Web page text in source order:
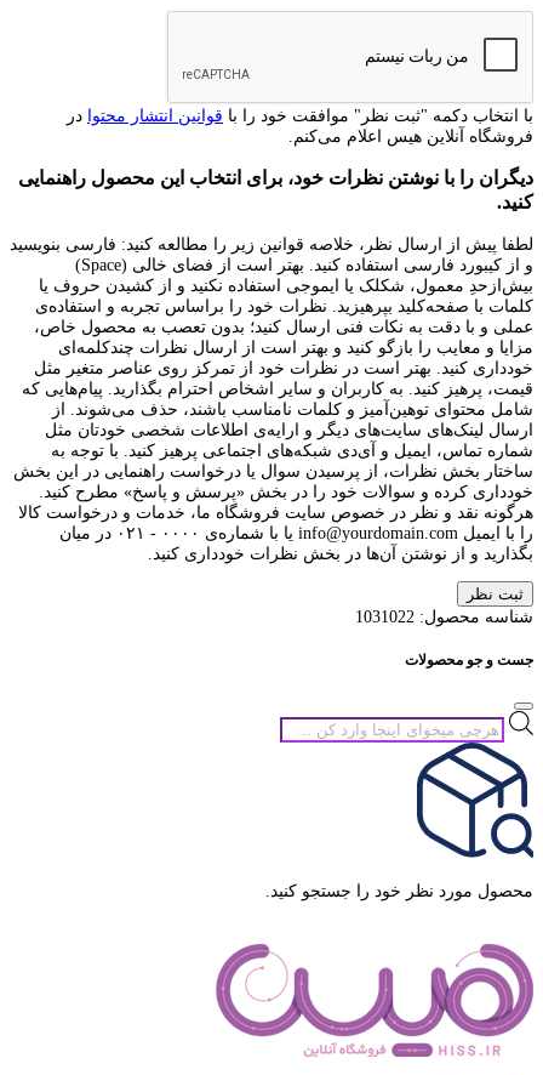
با انتخاب دکمه "ثبت نظر" موافقت خود را با قوانین انتشار محتوا در
فروشگاه آنلاین هیس اعلام می‌کنم.
دیگران را با نوشتن نظرات خود، برای انتخاب این محصول راهنمایی
کنید.
لطفا پیش از ارسال نظر، خلاصه قوانین زیر را مطالعه کنید: فارسی بنویسید
و از کیبورد فارسی استفاده کنید. بهتر است از فضای خالی (Space)
بیش‌از‌حدِ معمول، شکلک یا ایموجی استفاده نکنید و از کشیدن حروف یا
کلمات با صفحه‌کلید بپرهیزید. نظرات خود را براساس تجربه و استفاده‌ی
عملی و با دقت به نکات فنی ارسال کنید؛ بدون تعصب به محصول خاص،
مزایا و معایب را بازگو کنید و بهتر است از ارسال نظرات چندکلمه‌‌ای
خودداری کنید. بهتر است در نظرات خود از تمرکز روی عناصر متغیر مثل
قیمت، پرهیز کنید. به کاربران و سایر اشخاص احترام بگذارید. پیام‌هایی که
شامل محتوای توهین‌آمیز و کلمات نامناسب باشند، حذف می‌شوند. از
ارسال لینک‌های سایت‌های دیگر و ارایه‌ی اطلاعات شخصی خودتان مثل
شماره تماس، ایمیل و آی‌دی شبکه‌های اجتماعی پرهیز کنید. با توجه به
ساختار بخش نظرات، از پرسیدن سوال یا درخواست راهنمایی در این بخش
خودداری کرده و سوالات خود را در بخش «پرسش و پاسخ» مطرح کنید.
هرگونه نقد و نظر در خصوص سایت فروشگاه ما، خدمات و درخواست کالا
را با ایمیل info@yourdomain.com یا با شماره‌ی ۰۰۰۰ - ۰۲۱ در میان
بگذارید و از نوشتن آن‌ها در بخش نظرات خودداری کنید.
ثبت نظر
شناسه محصول: 1031022
جست و جو محصولات
جستجوی
محصولات
محصول مورد نظر خود را جستجو کنید.